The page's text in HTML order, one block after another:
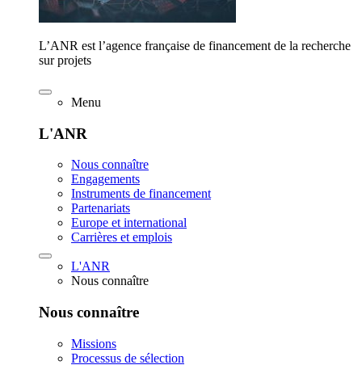
L’ANR est l’agence française de financement de la recherche
sur projets
Menu
L'ANR
Nous connaître
Engagements
Instruments de financement
Partenariats
Europe et international
Carrières et emplois
L'ANR
Nous connaître
Nous connaître
Missions
Processus de sélection